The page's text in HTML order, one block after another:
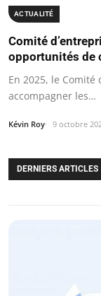
ACTUALITÉ
Comité
opportunités de
En 2025, le
accompagner les…
Kévin Roy 9 octobre
DERNIERS ARTICLES